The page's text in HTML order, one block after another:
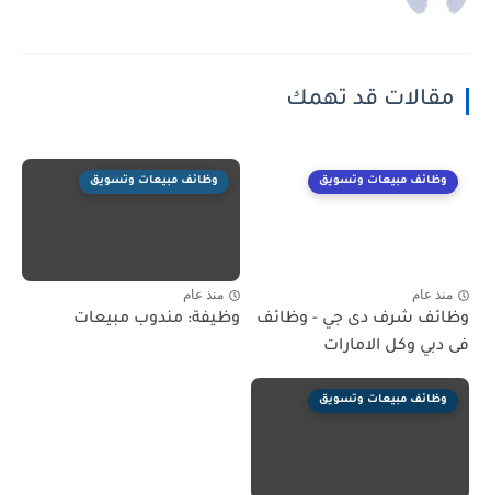
مقالات قد تهمك
وظائف مبيعات وتسويق
منذ عام
وظائف شرف دى جي - وظائف
فى دبي وكل الامارات
وظائف مبيعات وتسويق
منذ عام
وظيفة: مندوب مبيعات
وظائف مبيعات وتسويق